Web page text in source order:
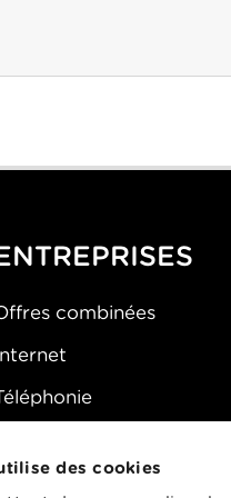
des cookies
combinées